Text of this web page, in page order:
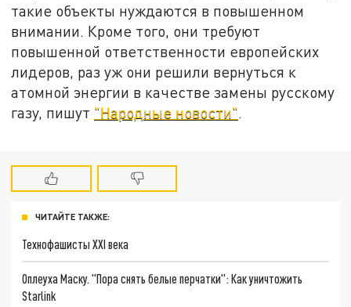
такие объекты нуждаются в повышенном
внимании. Кроме того, они требуют
повышенной ответственности европейских
лидеров, раз уж они решили вернуться к
атомной энергии в качестве замены русскому
газу, пишут "Народные новости"
ЧИТАЙТЕ ТАКЖЕ:
Технофашисты XXI века
Оплеуха Маску. "Пора снять белые перчатки": Как уничтожить
Starlink